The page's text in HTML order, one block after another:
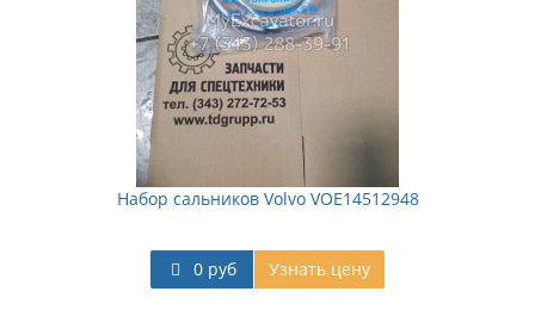
Набор сальников Volvo VOE14512948
0 руб Узнать цену